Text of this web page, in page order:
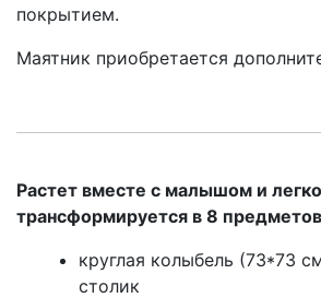
покрытием.
Маятник приобретается
Растет вместе с малышом и легко
трансформируется в 8
круглая колыбель (73*73
столик